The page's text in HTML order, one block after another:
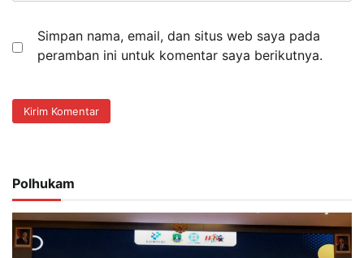
Simpan nama, email, dan situs web saya pada
peramban ini untuk komentar saya berikutnya.
Polhukam